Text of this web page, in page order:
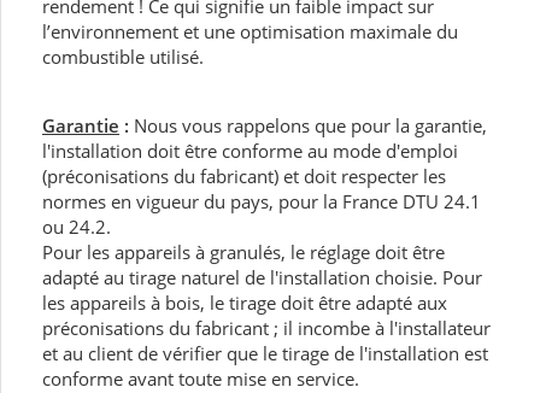
rendement ! Ce qui signifie un faible impact sur
l’environnement et une optimisation maximale du
combustible utilisé.
Garantie : Nous vous rappelons que pour la garantie,
l'installation doit être conforme au mode d'emploi
(préconisations du fabricant) et doit respecter les
normes en vigueur du pays, pour la France DTU 24.1
ou 24.2.
Pour les appareils à granulés, le réglage doit être
adapté au tirage naturel de l'installation choisie. Pour
les appareils à bois, le tirage doit être adapté aux
préconisations du fabricant ; il incombe à l'installateur
et au client de vérifier que le tirage de l'installation est
conforme avant toute mise en service.